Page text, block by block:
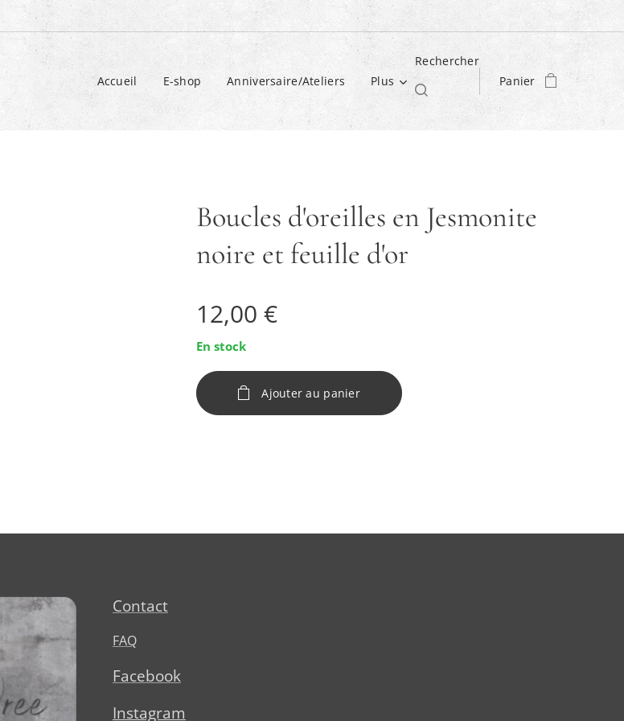
Accueil E-shop Anniversaire/Ateliers Plus
Rechercher
Panier
Boucles d'oreilles en Jesmonite
noire et feuille d'or
12,00 €
En stock
Ajouter au panier
Contact
FAQ
Facebook
Instagram